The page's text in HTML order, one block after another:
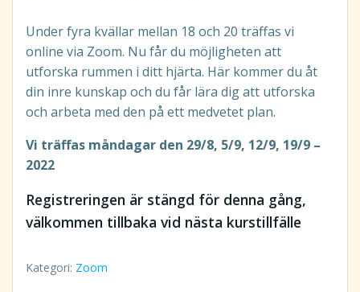
baserat på
kundrecensioner
Under fyra kvällar mellan 18 och 20 träffas vi
online via Zoom. Nu får du möjligheten att
utforska rummen i ditt hjärta. Här kommer du åt
din inre kunskap och du får lära dig att utforska
och arbeta med den på ett medvetet plan.
Vi träffas måndagar den 29/8, 5/9, 12/9, 19/9 –
2022
Registreringen är stängd för denna gång,
välkommen tillbaka vid nästa kurstillfälle
Kategori: Zoom